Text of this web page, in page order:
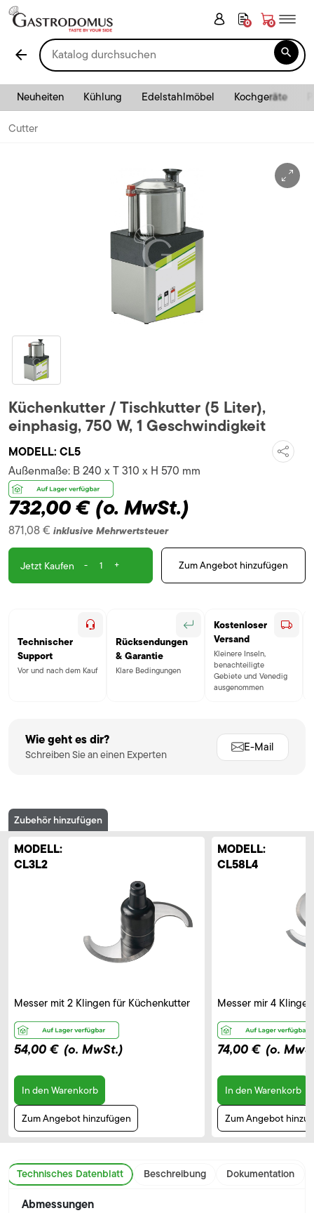
0 0
arrow_back 
Neuheiten Kühlung Edelstahlmöbel Kochgeräte
Cutter
Küchenkutter / Tischkutter (5 Liter),
einphasig, 750 W, 1 Geschwindigkeit
MODELL: CL5
Außenmaße: B 240 x T 310 x H 570 mm
732,00 €(o. MwSt.)
871,08 € inklusive Mehrwertsteuer
Jetzt Kaufen - + Zum Angebot hinzufügen
Technischer
Support
Vor und nach dem Kauf
Rücksendungen
& Garantie
Klare Bedingungen
Kostenloser
Versand
Kleinere Inseln,
benachteiligte
Gebiete und Venedig
ausgenommen
Wie geht es dir?
Schreiben Sie an einen Experten
E-Mail
Zubehör hinzufügen
MODELL:
CL3L2
Messer mit 2 Klingen für Küchenkutter
54,00 € (o. MwSt.)
In den Warenkorb
Zum Angebot hinzufügen
MODELL:
CL58L4
Messer mir 4
74,00 € (o.
In den Warenkorb
Zum Angebot
Technisches Datenblatt Beschreibung Dokumentation
Abmessungen